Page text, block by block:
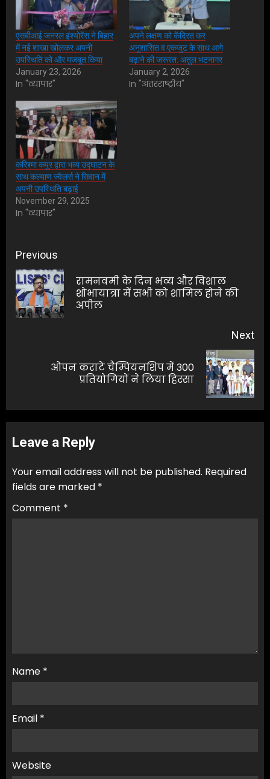
एसबीआई जनरल इंश्योरेंस ने बिहार
में नई शाखा खोलकर अपनी
उपस्थिति को और मजबूत किया
January 23, 2026
In "व्यापार"
अपने लक्षण को केंद्रित कर
अनुशासित व एकजुट के साथ आगे
बढ़ाने की जरूरत: अतुल भटनागर
January 2, 2026
In "अंतरराष्ट्रीय"
करिश्मा कपूर द्वारा भव्य उद्घाटन के
साथ कल्याण ज्वैलर्स ने सिवान में
अपनी उपस्थिति बढ़ाई
November 29, 2025
In "व्यापार"
Post
navigation
Previous
रामनवमी के दिन भव्य और विशाल
शोभायात्रा में सभी को शामिल होने की
अपील
Next
ओपन कराटे चैम्पियनशिप में 300
प्रतियोगियों ने लिया हिस्सा
Leave a Reply
Your email address will not be published. Required
fields are marked *
Comment *
Name *
Email *
Website